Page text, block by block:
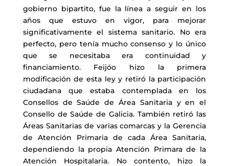
gobierno bipartito, fue la línea a seguir en los
años que estuvo en vigor, para mejorar
significativamente el sistema sanitario. No era
perfecto, pero tenía mucho consenso y lo único
que se necesitaba era continuidad y
financiamiento. Feijóo hizo la primera
modificación de esta ley y retiró la participación
ciudadana que estaba contemplada en los
Consellos de Saúde de Área Sanitaria y en el
Consello de Saúde de Galicia. También retiró las
Áreas Sanitarias de varias comarcas y la Gerencia
de Atención Primaria de cada Área Sanitaria,
dependiendo la propia Atención Primara de la
Atención Hospitalaria. No contento, hizo la